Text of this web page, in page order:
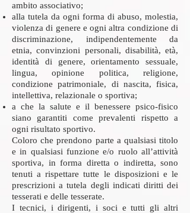
ambito associativo;
alla tutela da ogni forma di abuso, molestia,
violenza di genere e ogni altra condizione di
discriminazione, indipendentemente da
etnia, convinzioni personali, disabilità, età,
identità di genere, orientamento sessuale,
lingua, opinione politica, religione,
condizione patrimoniale, di nascita, fisica,
intellettiva, relazionale o sportiva;
a che la salute e il benessere psico-fisico
siano garantiti come prevalenti rispetto a
ogni risultato sportivo.
Coloro che prendono parte a qualsiasi titolo
e in qualsiasi funzione e/o ruolo all’attività
sportiva, in forma diretta o indiretta, sono
tenuti a rispettare tutte le disposizioni e le
prescrizioni a tutela degli indicati diritti dei
tesserati e delle tesserate.
I tecnici, i dirigenti, i soci e tutti gli altri